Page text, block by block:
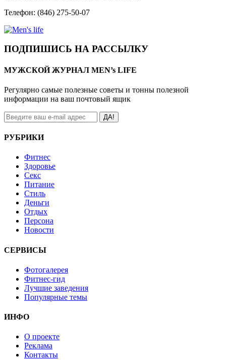
Телефон: (846) 275-50-07
ПОДПИШИСЬ НА РАССЫЛКУ
МУЖСКОЙ ЖУРНАЛ MEN’s LIFE
Регулярно самые полезные советы и тонны полезной
информации на ваш почтовый ящик
ДА!
РУБРИКИ
Фитнес
Здоровье
Секс
Питание
Стиль
Деньги
Отдых
Персона
Новости
СЕРВИСЫ
Фотогалерея
Фитнес-гид
Лучшие заведения
Популярные темы
ИНФО
О проекте
Реклама
Контакты